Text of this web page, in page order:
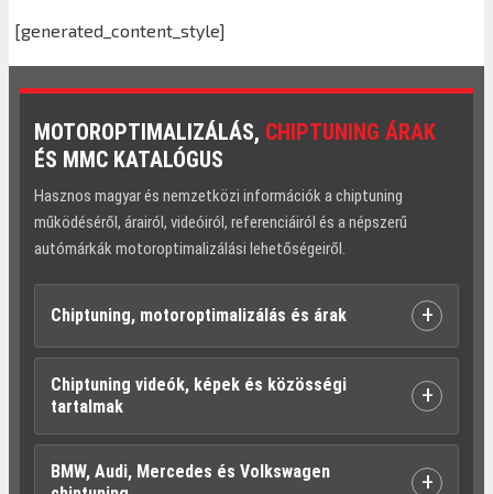
[generated_content_style]
MOTOROPTIMALIZÁLÁS, CHIPTUNING ÁRAK
ÉS MMC KATALÓGUS
Hasznos magyar és nemzetközi információk a chiptuning
működéséről, árairól, videóiról, referenciáiról és a népszerű
autómárkák motoroptimalizálási lehetőségeiről.
Chiptuning, motoroptimalizálás és árak +
Chiptuning videók, képek és közösségi
tartalmak
+
BMW, Audi, Mercedes és Volkswagen
+